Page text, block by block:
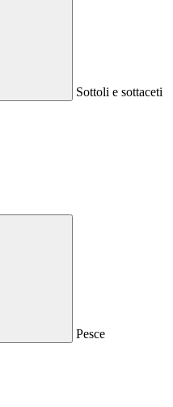
Sottoli e sottaceti
Pesce